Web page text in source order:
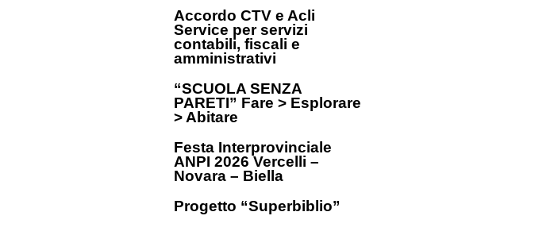
Accordo CTV e Acli
Service per servizi
contabili, fiscali e
amministrativi
“SCUOLA SENZA
PARETI” Fare > Esplorare
> Abitare
Festa Interprovinciale
ANPI 2026 Vercelli –
Novara – Biella
Progetto “Superbiblio”